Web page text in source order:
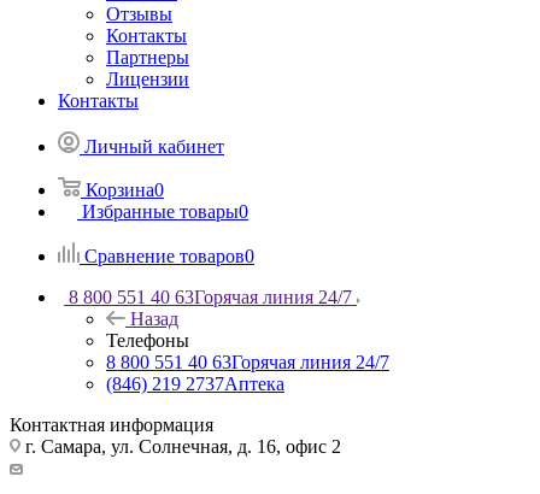
Отзывы
Контакты
Партнеры
Лицензии
Контакты
Личный кабинет
Корзина0
Избранные товары0
Сравнение товаров0
8 800 551 40 63Горячая линия 24/7
Назад
Телефоны
8 800 551 40 63Горячая линия 24/7
(846) 219 2737Аптека
Контактная информация
г. Самара, ул. Солнечная, д. 16, офис 2